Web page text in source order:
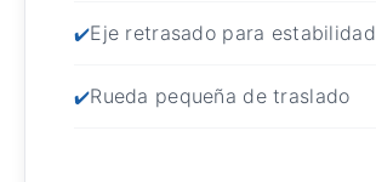
Eje retrasado para estabilidad
Rueda pequeña de traslado